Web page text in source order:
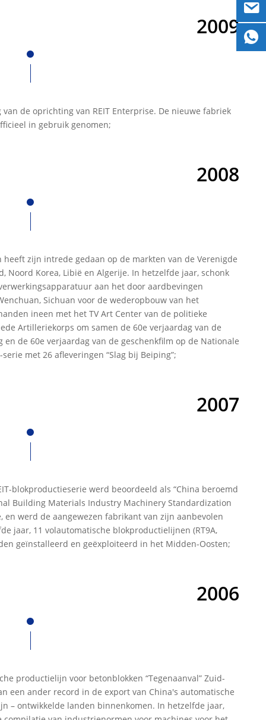
2009
de oprichting van REIT Enterprise. De nieuwe fabriek
in gebruik genomen;
2008
heeft zijn intrede gedaan op de markten van de Verenigde
Noord Korea, Libië en Algerije. In hetzelfde jaar, schonk
aan het door aardbevingen
Sichuan voor de wederopbouw van het
ineen met het TV Art Center van de politieke
Artilleriekorps om samen de 60e verjaardag van de
en de 60e verjaardag van de geschenkfilm op de Nationale
met 26 afleveringen “Slag bij Beiping”;
2007
blokproductieserie werd beoordeeld als “China beroemd
Building Materials Industry Machinery Standardization
en werd de aangewezen fabrikant van zijn aanbevolen
jaar, 11 volautomatische blokproductielijnen (RT9A,
geïnstalleerd en geëxploiteerd in het Midden-Oosten;
2006
productielijn voor betonblokken “Tegenaanval” Zuid-
een ander record in de export van China's automatische
– ontwikkelde landen binnenkomen. In hetzelfde jaar,